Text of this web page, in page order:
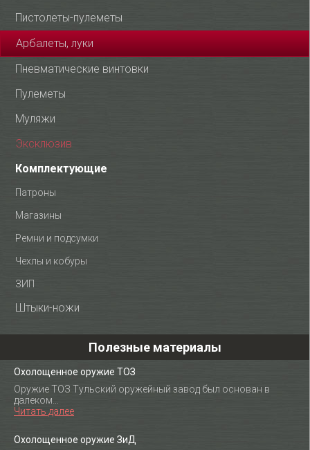
Пистолеты-пулеметы
Арбалеты, луки
Пневматические винтовки
Пулеметы
Муляжи
Эксклюзив
Комплектующие
Патроны
Магазины
Ремни и подсумки
Чехлы и кобуры
ЗИП
Штыки-ножи
Полезные материалы
Охолощенное оружие ТОЗ
Оружие ТОЗ Тульский оружейный завод был основан в
далеком…
Читать далее
Охолощенное оружие ЗиД